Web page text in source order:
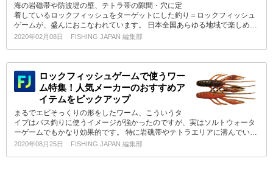
海の岩礁帯や防波堤の壁、テトラ帯の隙間・穴に定
着しているロックフィッシュをターゲットにした釣り＝ロックフィッシュ
ゲームが、盛んにおこなわれています。 日本全国あらゆる地域で楽しめ…
2020年02月08日 FISHING JAPAN 編集部
ロックフィッシュゲームで使うワー
ム特集！人気メーカーのおすすめア
イテムをピックアップ
まるでエビそっくりの形をしたワーム、こういうタ
イプはバス釣りに使うイメージが強かったのですが、実はソルトウォータ
ーゲームでもかなり効果的です。 特に岩礁帯やテトラエリアに潜んでい…
2020年08月25日 FISHING JAPAN 編集部